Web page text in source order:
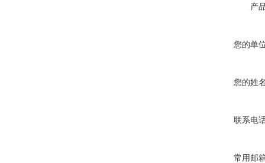
产
您的单
您的姓
联系电
常用邮